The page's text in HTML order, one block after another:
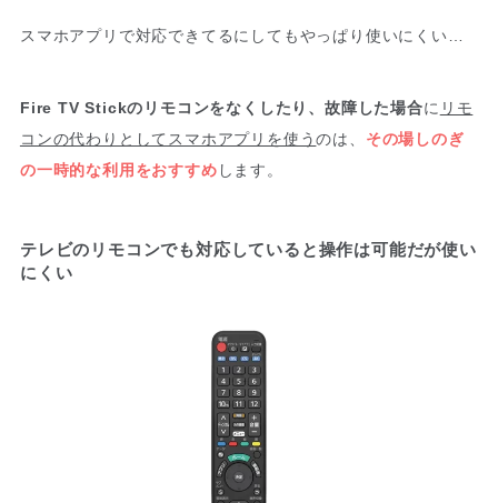
スマホアプリで対応できてるにしてもやっぱり使いにくい…
Fire TV Stickのリモコンをなくしたり、故障した場合に リモ
コンの代わりとしてスマホアプリを使うのは、 その場しのぎ
の一時的な利用をおすすめ します。
テレビのリモコンでも対応していると操作は可能だが使い
にくい